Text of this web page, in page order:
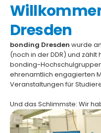
Dresden
bonding Dresden wurde
(noch in der DDR) und
bonding-
ehrenamtlich engagierten
Veranstaltungen für
Und das Schlimmste: Wir